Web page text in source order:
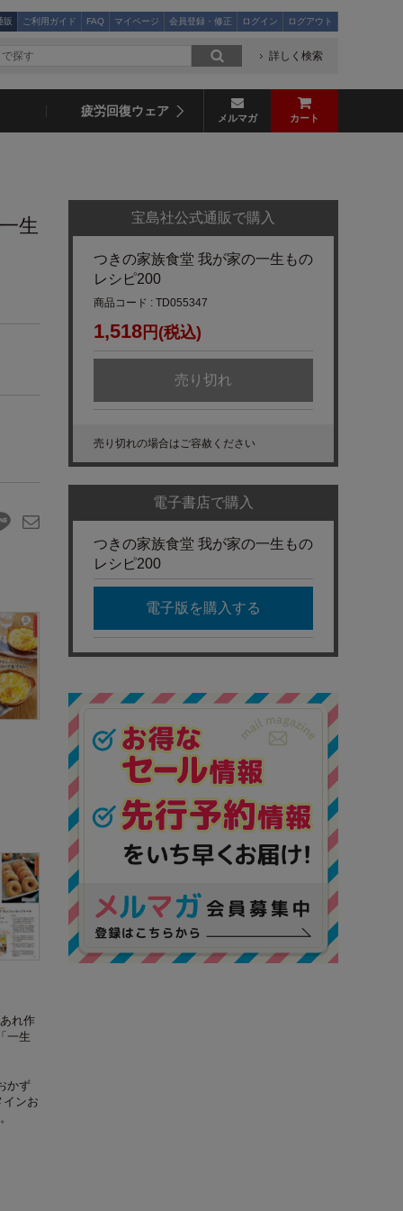
販 ご利用ガイド FAQ マイページ 会員登録・修正 ログイン ログアウト
詳しく検索
疲労回復ウェア メルマガ カート
生
れ作
一生
かず
インお
宝島社公式通販で購入
つきの家族食堂 我が家の一生もの
レシピ200
商品コード : TD055347
1,518 円(税込)
売り切れ
売り切れの場合はご容赦ください
電子書店で購入
つきの家族食堂 我が家の一生もの
レシピ200
電子版を購入する